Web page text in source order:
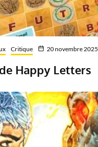
Critique 20 novembre 2025
Happy Letters